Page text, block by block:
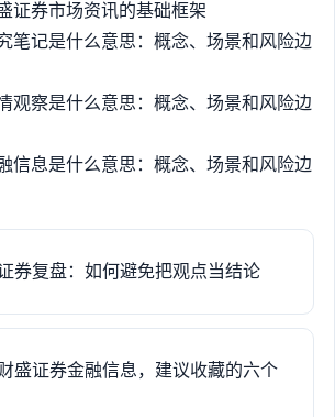
证券市场资讯的基础框架
笔记是什么意思：概念、场景和风险边
观察是什么意思：概念、场景和风险边
信息是什么意思：概念、场景和风险边
券复盘：如何避免把观点当结论
盛证券金融信息，建议收藏的六个